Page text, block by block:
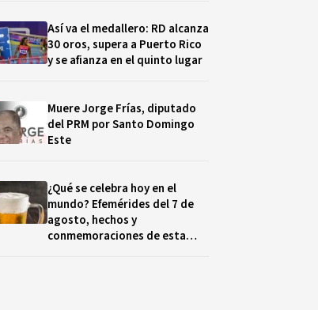
Así va el medallero: RD alcanza
30 oros, supera a Puerto Rico
y se afianza en el quinto lugar
Muere Jorge Frías, diputado
del PRM por Santo Domingo
Este
¿Qué se celebra hoy en el
mundo? Efemérides del 7 de
agosto, hechos y
conmemoraciones de esta